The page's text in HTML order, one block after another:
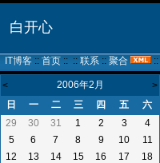
白开心
IT博客 :: 首页 :: :: 联系 :: 聚合 ::
< 2006年2月 >
日 一 二 三 四 五
六
29
30 31 1 2 3
4
5
6 7 8 9 10
11
12
13 14 15 16 17
18